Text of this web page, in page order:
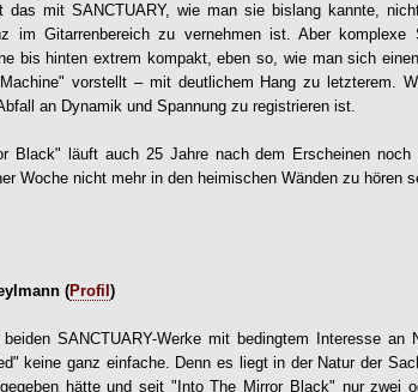
das mit SANCTUARY, wie man sie bislang kannte,
im Gitarrenbereich zu vernehmen ist. Aber
bis hinten extrem kompakt, eben so, wie man sich
vorstellt – mit deutlichem Hang zu letzterem.
an Dynamik und Spannung zu registrieren ist.
Black" läuft auch 25 Jahre nach dem Erscheinen
Woche nicht mehr in den heimischen Wänden zu hören
(Profil)
SANCTUARY-Werke mit bedingtem Interesse an
keine ganz einfache. Denn es liegt in der Natur der
hätte und seit "Into The Mirror Black" nur zwei